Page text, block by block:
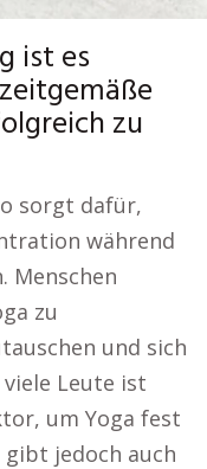
ist es
zu
sorgt dafür,
während
Menschen
zu
und sich
Leute ist
um Yoga fest
jedoch auch